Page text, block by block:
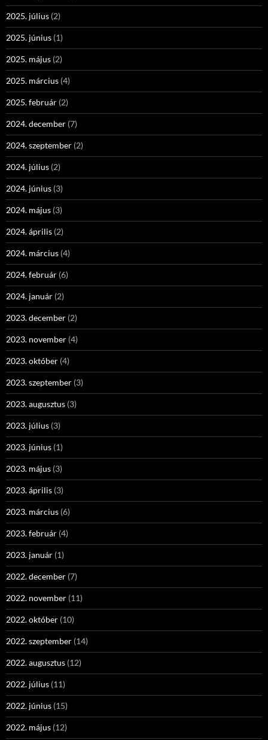
2025. július (2)
2025. június (1)
2025. május (2)
2025. március (4)
2025. február (2)
2024. december (7)
2024. szeptember (2)
2024. július (2)
2024. június (3)
2024. május (3)
2024. április (2)
2024. március (4)
2024. február (6)
2024. január (2)
2023. december (2)
2023. november (4)
2023. október (4)
2023. szeptember (3)
2023. augusztus (3)
2023. július (3)
2023. június (1)
2023. május (3)
2023. április (3)
2023. március (6)
2023. február (4)
2023. január (1)
2022. december (7)
2022. november (11)
2022. október (10)
2022. szeptember (14)
2022. augusztus (12)
2022. július (11)
2022. június (15)
2022. május (12)